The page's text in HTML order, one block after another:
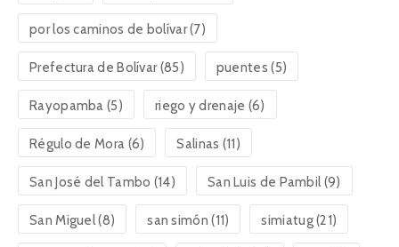
por los caminos de bolívar(7)
Prefectura de Bolívar(85) puentes (5)
Rayopamba (5) riego y drenaje (6)
Régulo de Mora (6) Salinas (11)
San José del Tambo (14) San Luis de Pambil(9)
San Miguel(8) san simón (11) simiatug(21)